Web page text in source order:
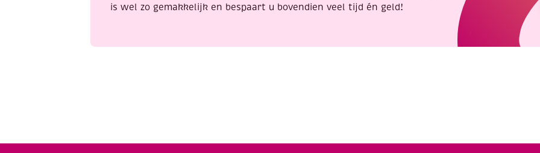
is wel zo gemakkelijk en bespaart u bovendien veel tijd én geld!